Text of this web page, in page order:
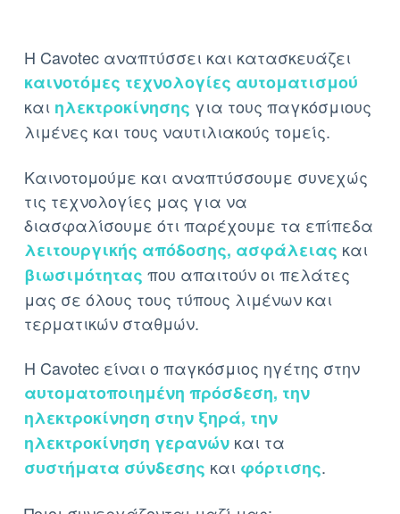
Η Cavotec αναπτύσσει και κατασκευάζει
καινοτόμες τεχνολογίες αυτοματισμού
και ηλεκτροκίνησης για τους παγκόσμιους
λιμένες και τους ναυτιλιακούς τομείς.
Καινοτομούμε και αναπτύσσουμε συνεχώς
τις τεχνολογίες μας για να
διασφαλίσουμε ότι παρέχουμε τα επίπεδα
λειτουργικής απόδοσης, ασφάλειας και
βιωσιμότητας που απαιτούν οι πελάτες
μας σε όλους τους τύπους λιμένων και
τερματικών σταθμών.
Η Cavotec είναι ο παγκόσμιος ηγέτης στην
αυτοματοποιημένη πρόσδεση, την
ηλεκτροκίνηση στην ξηρά, την
ηλεκτροκίνηση γερανώνκαι τα
συστήματα σύνδεσης και φόρτισης.